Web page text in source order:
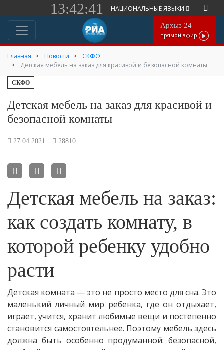
13:42:41 НАЦИОНАЛЬНЫЕ ЯЗЫКИ
Архыз 24
прямой эфир
Главная Новости
СКФО
Детская мебель на заказ для красивой и безопасной комнаты
СКФО
Детская мебель на заказ для красивой и
безопасной комнаты
27.04.2021 28810
Детская мебель на заказ:
как создать комнату, в
которой ребенку удобно
расти
Детская комната — это не просто место для сна. Это
маленький личный мир ребенка, где он отдыхает,
играет, учится, хранит любимые вещи и постепенно
становится самостоятельнее. Поэтому мебель здесь
должна быть особенно продуманной: безопасной,